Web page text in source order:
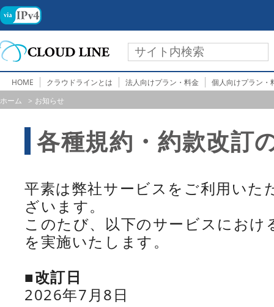
HOME クラウドラインとは 法人向けプラン・料金
個人向けプラン・
ホーム
お知らせ
各種規約・約款改訂
平素は弊社サービスをご利用いた
ざいます。
このたび、以下のサービスにおけ
を実施いたします。
■改訂日
2026年7月8日